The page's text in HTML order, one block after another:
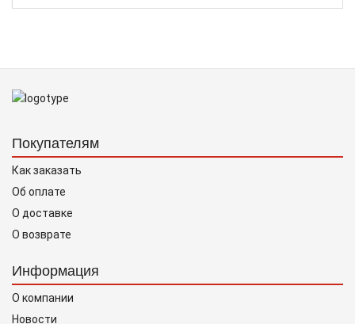
Покупателям
Как заказать
Об оплате
О доставке
О возврате
Информация
О компании
Новости